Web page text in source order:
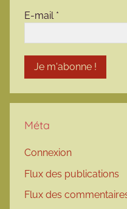
E-mail *
Méta
Connexion
Flux des publications
Flux des